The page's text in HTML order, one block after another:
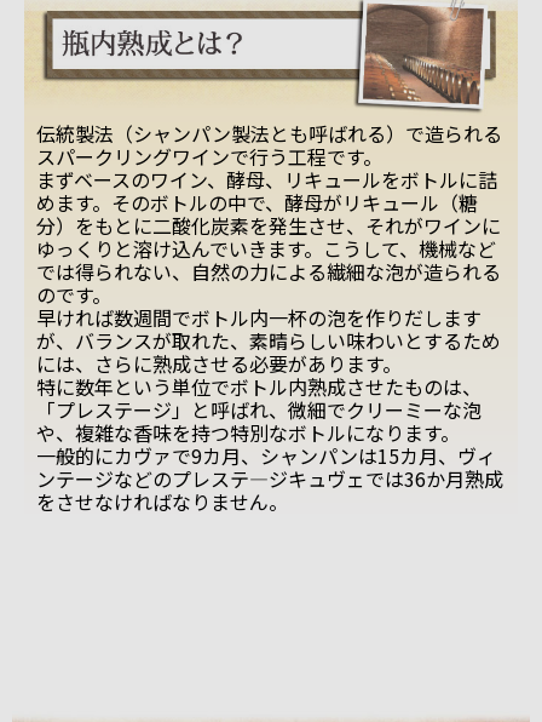
伝統製法（シャンパン製法とも呼ばれる）で造られる
スパークリングワインで行う工程です。
まずベースのワイン、酵母、リキュールをボトルに詰
めます。そのボトルの中で、酵母がリキュール（糖
分）をもとに二酸化炭素を発生させ、それがワインに
ゆっくりと溶け込んでいきます。こうして、機械など
では得られない、自然の力による繊細な泡が造られる
のです。
早ければ数週間でボトル内一杯の泡を作りだします
が、バランスが取れた、素晴らしい味わいとするため
には、さらに熟成させる必要があります。
特に数年という単位でボトル内熟成させたものは、
「プレステージ」と呼ばれ、微細でクリーミーな泡
や、複雑な香味を持つ特別なボトルになります。
一般的にカヴァで9カ月、シャンパンは15カ月、ヴィ
ンテージなどのプレステ―ジキュヴェでは36か月熟成
をさせなければなりません。